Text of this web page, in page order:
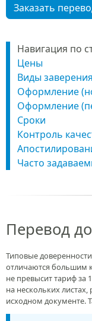
Заказать
Навигация по
Цены
Виды
Оформление
Оформление
Сроки
Контроль
Часто
Перевод
Типовые
отличаются большим
не превысит тариф за
на нескольких листах,
исходном документе.